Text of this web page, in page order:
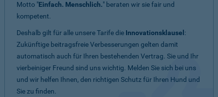
Motto "Einfach. Menschlich." beraten wir sie fair und
kompetent.
Deshalb gilt für alle unsere Tarife die Innovationsklausel :
Zukünftige beitragsfreie Verbesserungen gelten damit
automatisch auch für Ihren bestehenden Vertrag. Sie und Ihr
vierbeiniger Freund sind uns wichtig. Melden Sie sich bei uns
und wir helfen Ihnen, den richtigen Schutz für Ihren Hund und
Sie zu finden.